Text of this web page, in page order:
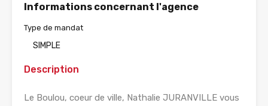
Informations concernant l'agence
Type de mandat
SIMPLE
Description
Le Boulou, coeur de ville, Nathalie JURANVILLE vous